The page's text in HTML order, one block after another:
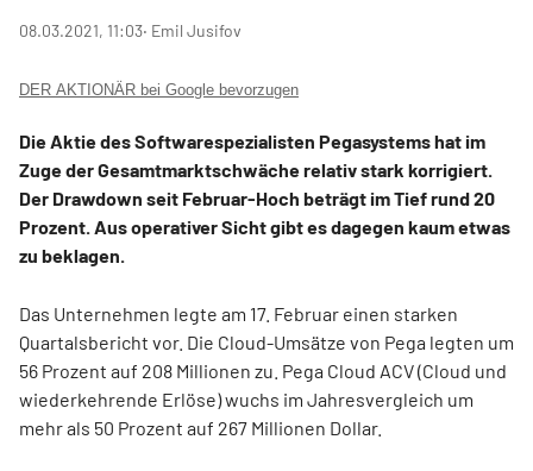
08.03.2021, 11:03‧ Emil Jusifov
DER AKTIONÄR bei Google bevorzugen
Die Aktie des Softwarespezialisten Pegasystems hat im
Zuge der Gesamtmarktschwäche relativ stark korrigiert.
Der Drawdown seit Februar-Hoch beträgt im Tief rund 20
Prozent. Aus operativer Sicht gibt es dagegen kaum etwas
zu beklagen.
Das Unternehmen legte am 17. Februar einen starken
Quartalsbericht vor. Die Cloud-Umsätze von Pega legten um
56 Prozent auf 208 Millionen zu. Pega Cloud ACV (Cloud und
wiederkehrende Erlöse) wuchs im Jahresvergleich um
mehr als 50 Prozent auf 267 Millionen Dollar.